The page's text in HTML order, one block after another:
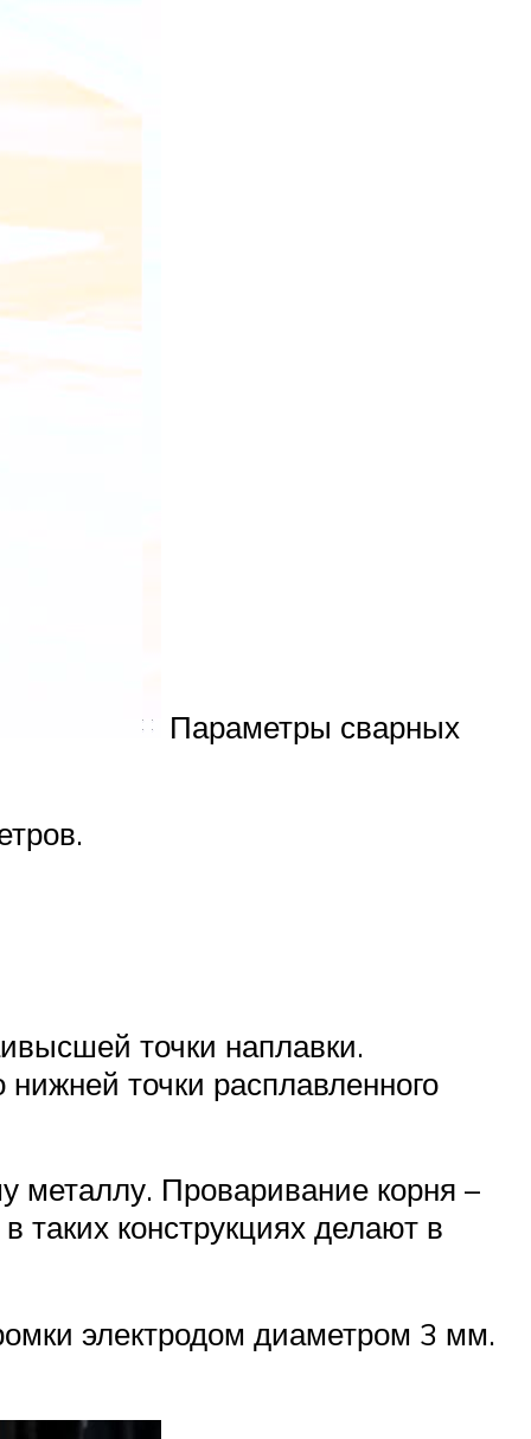
Параметры сварных
точки наплавки.
точки расплавленного
металлу. Проваривание корня –
таких конструкциях делают в
электродом диаметром 3 мм.